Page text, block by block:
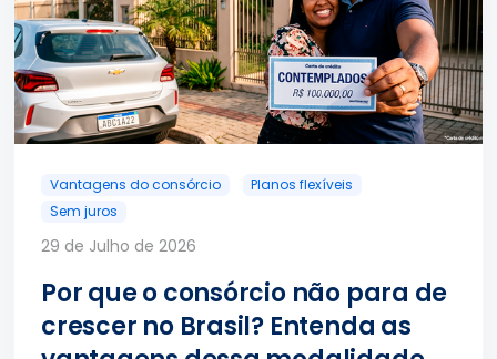
Vantagens do consórcio
Planos flexíveis
Sem juros
29 de Julho de 2026
Por que o consórcio não para de
crescer no Brasil? Entenda as